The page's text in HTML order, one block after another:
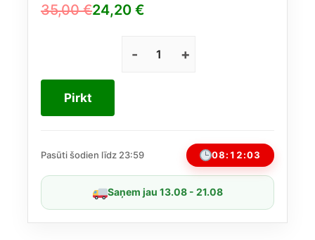
35,00€
Original
35,00 €.
24,20 €
Current
24,20 €.
Date
Lush
Pirkt
Pasūti šodien līdz 23:59 08:12:03
Saņem jau 13.08 - 21.08